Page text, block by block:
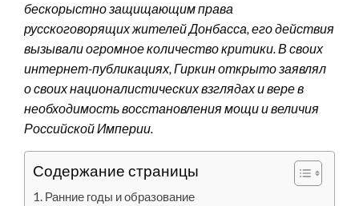
бескорыстно защищающим права
русскоговорящих жителей Донбасса, его действия
вызывали огромное количество критики. В своих
интернет-публикациях, Гиркин открыто заявлял
о своих националистических взглядах и вере в
необходимость восстановления мощи и величия
Российской Империи.
Содержание страницы
Ранние годы и образование